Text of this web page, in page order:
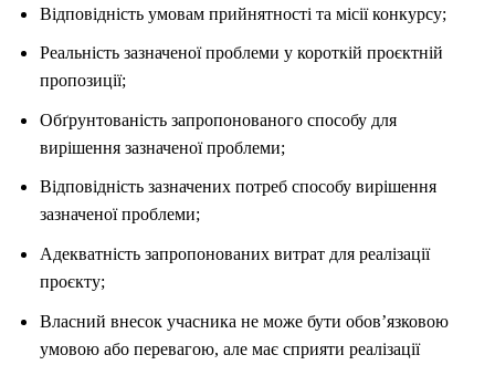
Відповідність умовам прийнятності та місії конкурсу;
Реальність зазначеної проблеми у короткій проєктній
пропозиції;
Обґрунтованість запропонованого способу для
вирішення зазначеної проблеми;
Відповідність зазначених потреб способу вирішення
зазначеної проблеми;
Адекватність запропонованих витрат для реалізації
проєкту;
Власний внесок учасника не може бути обов’язковою
умовою або перевагою, але має сприяти реалізації